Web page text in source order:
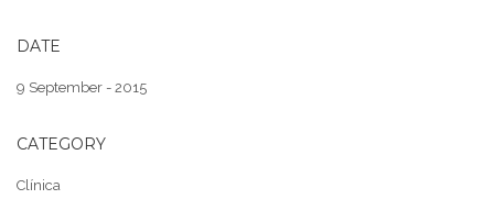
DATE
9 September - 2015
CATEGORY
Clínica